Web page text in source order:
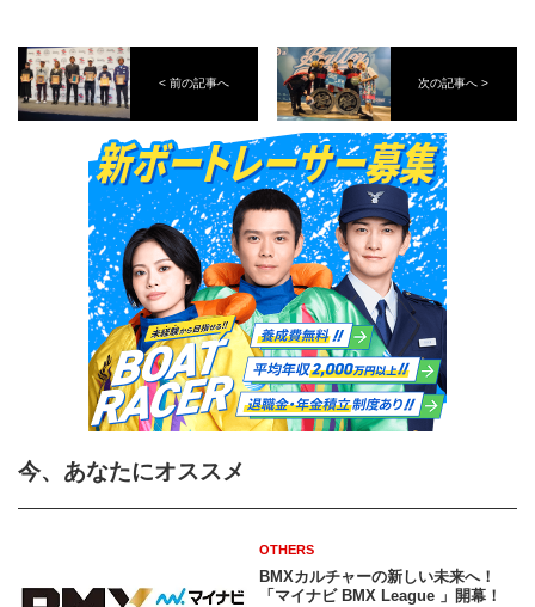
< 前の記事へ 次の記事へ >
今、あなたにオススメ
OTHERS
BMXカルチャーの新しい未来へ！
「マイナビ BMX League 」開幕！